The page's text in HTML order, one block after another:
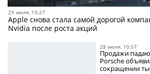
29 июля, 10:27
Apple снова стала самой дорогой
Nvidia после роста акций
28 июля, 10:57
Продажи
Porsche
сокращении